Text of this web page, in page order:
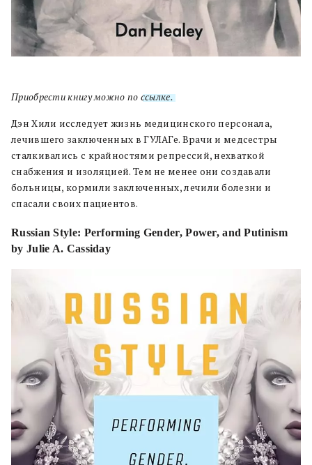
Приобрести книгу можно по ссылке.
Дэн Хили исследует жизнь медицинского персонала,
лечившего заключенных в ГУЛАГе. Врачи и медсестры
сталкивались с крайностями репрессий, нехваткой
снабжения и изоляцией. Тем не менее они создавали
больницы, кормили заключенных, лечили болезни и
спасали своих пациентов.
Russian Style: Performing Gender, Power, and Putinism
by Julie A. Cassiday